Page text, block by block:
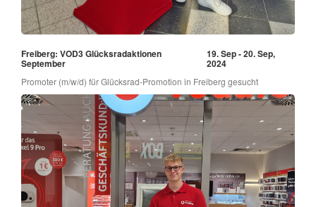
Freiberg: VOD3 Glücksradaktionen
September
19. Sep - 20. Sep,
2024
Promoter (m/w/d) für Glücksrad-Promotion in Freiberg gesucht